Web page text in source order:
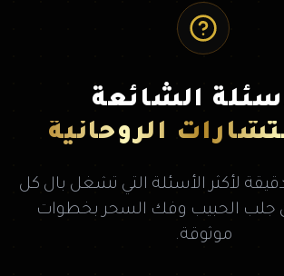
الشائعة
الروحانية
لأكثر الأسئلة التي تشغل بال كل
جلب الحبيب وفك السحر بخطوات
موثوقة.